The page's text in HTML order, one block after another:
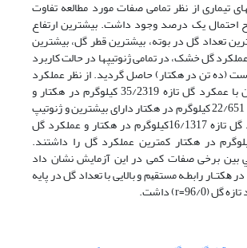
تیمار‌ی از نظر تمامی صفات مورد مطالعه تفاوت
احتمال یک درصد وجود داشت. بیشترین ارتفاع
تعداد گل در بوته، بیشترین قطر گل، بیشترین
گل خشک، در تمامی ژنوتیپ­ها در حالت کاربرد
(ده تن در هکتار) حاصل گردید. از نظر عملکرد
گل، ژنوتیپ کاشان با عمکرد گل تازه 35/2319 کیلوگرم در هکتار و
عملکرد گل خشک 22/651 کیلوگرم در هکتار دارای بیشترین و ژنوتیپ
گلستان با عملکرد گل تازه 16/1317کیلوگرم در هکتار و عملکرد گل
452 کیلوگرم در هکتار کمترین عملکرد گل را داشتند.
بین برخی صفات کمی در این آزﻣﺎﻳﺶ ﻧﺸﺎن داد
راﺑﻄـﻪ ﻣﺴﺘﻘﻴﻢ و بالایی با تعداد گل در پایه